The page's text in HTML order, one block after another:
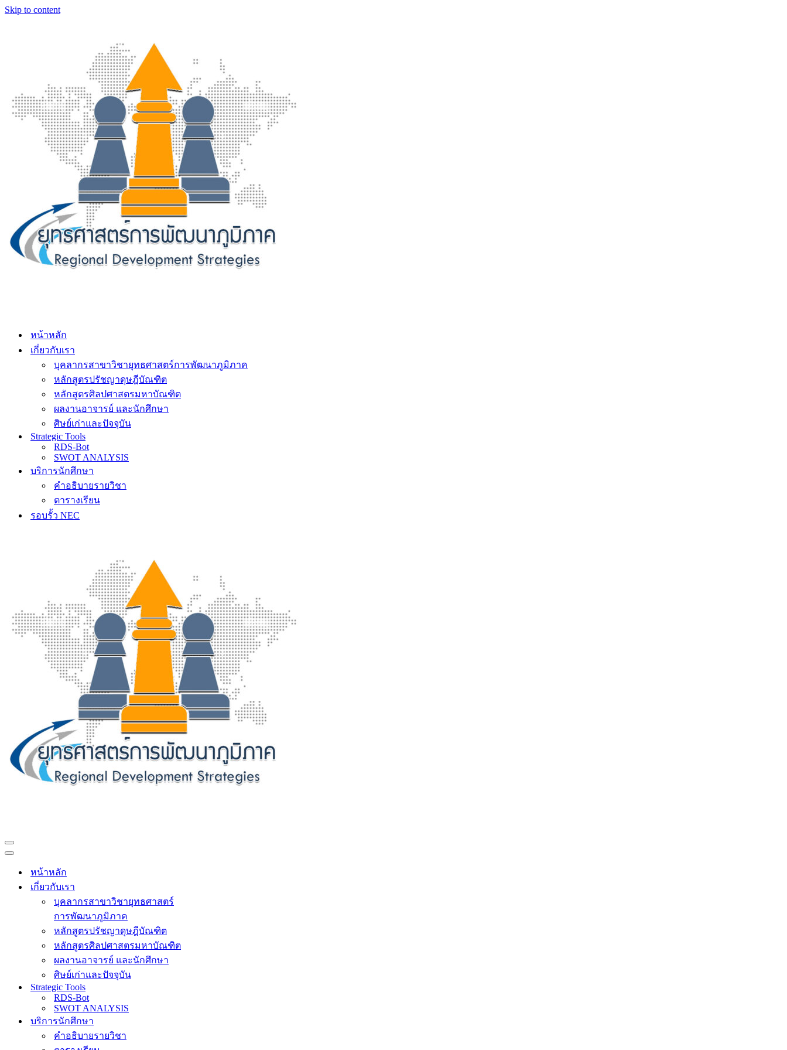
Skip to content
หน้าหลัก
เกี่ยวกับเรา
บุคลากรสาขาวิชายุทธศาสตร์การพัฒนาภูมิภาค
หลักสูตรปรัชญาดุษฎีบัณฑิต
หลักสูตรศิลปศาสตรมหาบัณฑิต
ผลงานอาจารย์ และนักศึกษา
ศิษย์เก่าและปัจจุบัน
Strategic Tools
RDS-Bot
SWOT ANALYSIS
บริการนักศึกษา
คำอธิบายรายวิชา
ตารางเรียน
รอบรั้ว NEC
Navigation
Menu
Navigation
หน้าหลัก
เกี่ยวกับเรา
บุคลากรสาขาวิชายุทธศาสตร์
การพัฒนาภูมิภาค
หลักสูตรปรัชญาดุษฎีบัณฑิต
หลักสูตรศิลปศาสตรมหาบัณฑิต
ผลงานอาจารย์ และนักศึกษา
ศิษย์เก่าและปัจจุบัน
Strategic Tools
RDS-Bot
SWOT ANALYSIS
บริการนักศึกษา
คำอธิบายรายวิชา